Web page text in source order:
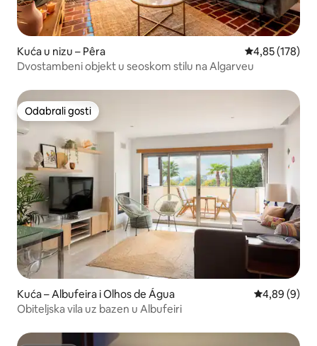
Kuća u nizu – Pêra Prosječna
4,85 (178)
Dvostambeni objekt u seoskom stilu na Algarveu
Odabrali gosti
Odabrali gosti
Kuća – Albufeira i Olhos de Água Prosječna
4,89 (9)
Obiteljska vila uz bazen u Albufeiri